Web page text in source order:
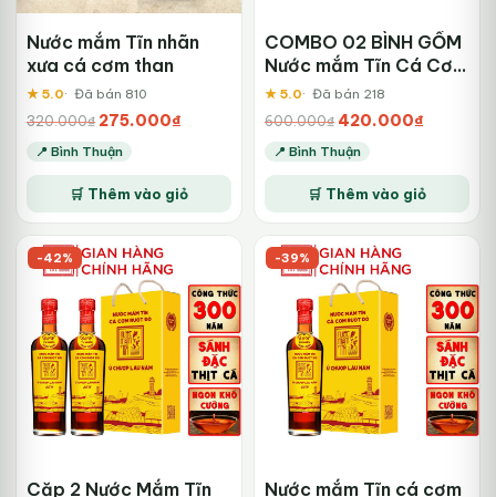
Nước mắm Tĩn nhãn
xưa cá cơm than
★ 5.0
Đã bán 810
320.000₫ Giá
gốc
là:
320.000₫.
275.000₫
là:
275.000₫.
📍 Bình Thuận
🛒 Thêm vào giỏ
COMBO 02 BÌNH GỐM
Nước mắm Tĩn Cá Cơm
Ruột Đỏ độ đạm 60N
bình gốm 250ml
★ 5.0
Đã bán 218
600.000₫ Giá
gốc
là:
600.000₫.
420.000₫
là:
📍 Bình Thuận
🛒 Thêm vào giỏ
-42%
Cặp 2 Nước Mắm Tĩn
-39%
Nước mắm Tĩn cá cơm